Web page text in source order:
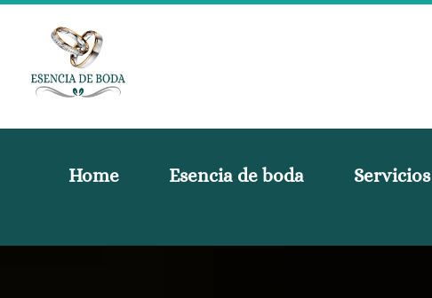
Home Esencia de boda Servicios